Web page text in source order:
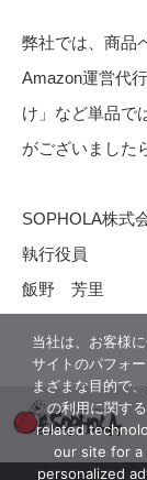
弊社では、商品
Amazon運営代
け」など単品で
がございました
SOPHOLA株式
執行役員
飯野 芳里
当社は、お客様
サイトのパフォ
まざまな目的で
の利用に関す
related
our site for a
personalized